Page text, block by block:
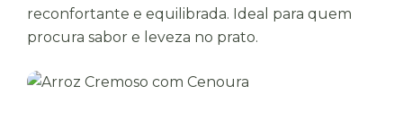
reconfortante e equilibrada. Ideal para quem
procura sabor e leveza no prato.